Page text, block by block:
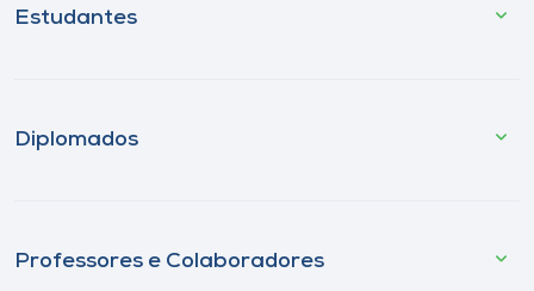
Estudantes
Diplomados
Professores e Colaboradores